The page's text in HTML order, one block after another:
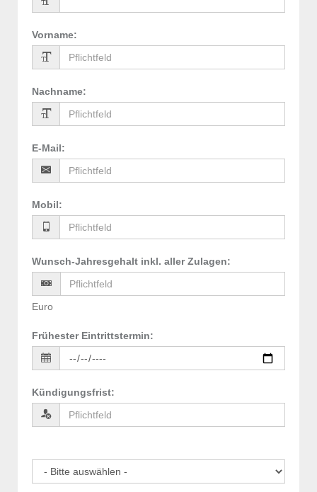
Vorname:
Nachname:
E-Mail:
Mobil:
Wunsch-Jahresgehalt inkl. aller Zulagen:
Euro
Frühester Eintrittstermin:
Kündigungsfrist: